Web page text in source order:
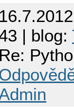
| blog:
Re: